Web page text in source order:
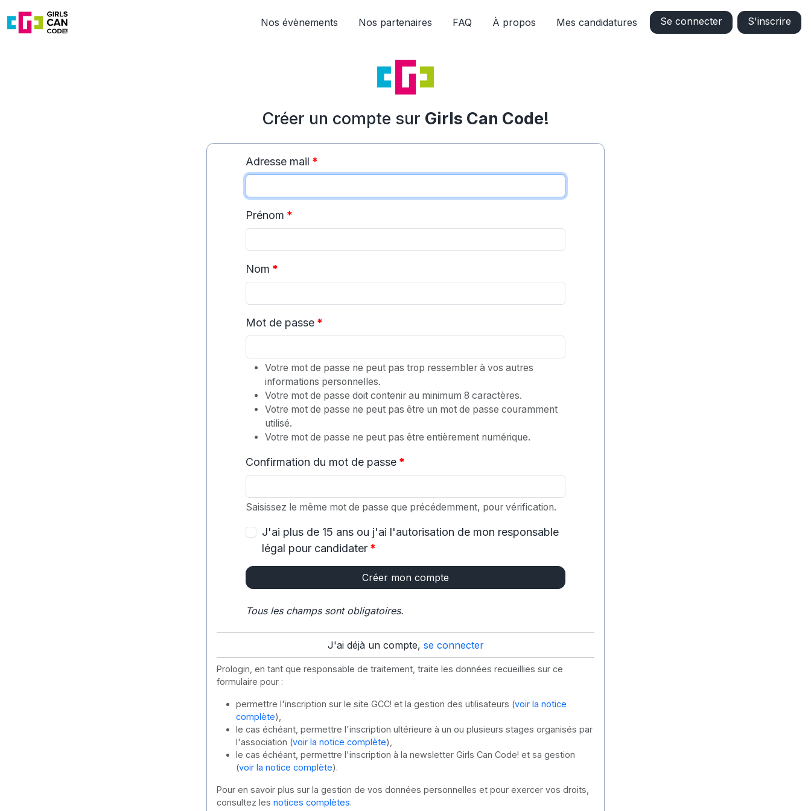
Nos évènements Nos partenaires FAQ À propos Mes candidatures Se connecter S'inscrire
Créer un compte sur Girls Can Code!
Adresse mail *
Prénom *
Nom *
Mot de passe *
Votre mot de passe ne peut pas trop ressembler à vos autres
informations personnelles.
Votre mot de passe doit contenir au minimum 8 caractères.
Votre mot de passe ne peut pas être un mot de passe couramment
utilisé.
Votre mot de passe ne peut pas être entièrement numérique.
Confirmation du mot de passe *
Saisissez le même mot de passe que précédemment, pour vérification.
J'ai plus de 15 ans ou j'ai l'autorisation de mon responsable
légal pour candidater *
Tous les champs sont obligatoires.
J'ai déjà un compte, se connecter
Prologin, en tant que responsable de traitement, traite les données recueillies sur ce
formulaire pour :
permettre l'inscription sur le site GCC! et la gestion des utilisateurs (voir la notice
complète),
le cas échéant, permettre l'inscription ultérieure à un ou plusieurs stages organisés par
l'association (voir la notice complète),
le cas échéant, permettre l'inscription à la newsletter Girls Can Code! et sa gestion
(voir la notice complète).
Pour en savoir plus sur la gestion de vos données personnelles et pour exercer vos droits,
consultez les notices complètes.